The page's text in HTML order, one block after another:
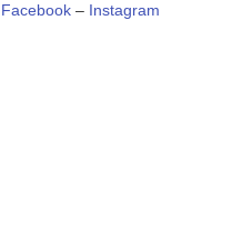
Facebook – Instagram